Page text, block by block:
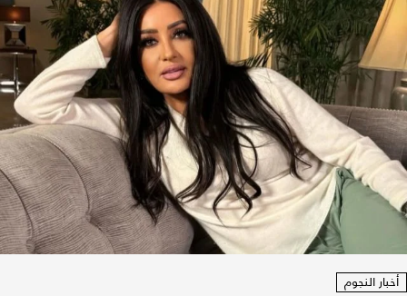
أخبار النجوم